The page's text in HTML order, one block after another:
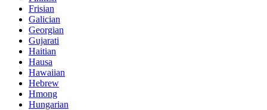
Frisian
Galician
Georgian
Gujarati
Haitian
Hausa
Hawaiian
Hebrew
Hmong
Hungarian